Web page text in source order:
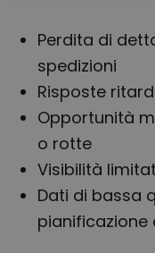
Perdita di
spedizioni
Risposte
Opportunità
o rotte
Visibilità
Dati di bassa
pianificazione